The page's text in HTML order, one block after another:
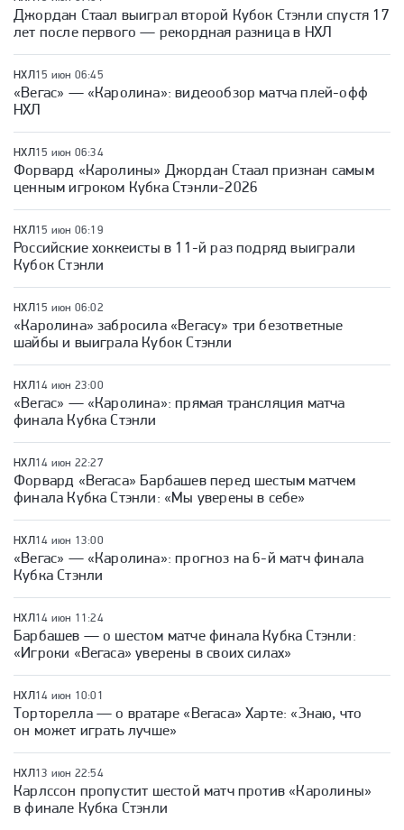
Джордан Стаал выиграл второй Кубок Стэнли спустя 17
лет после первого — рекордная разница в НХЛ
НХЛ15 июн 06:45
«Вегас» — «Каролина»: видеообзор матча плей-офф
НХЛ
НХЛ15 июн 06:34
Форвард «Каролины» Джордан Стаал признан самым
ценным игроком Кубка Стэнли-2026
НХЛ15 июн 06:19
Российские хоккеисты в 11-й раз подряд выиграли
Кубок Стэнли
НХЛ15 июн 06:02
«Каролина» забросила «Вегасу» три безответные
шайбы и выиграла Кубок Стэнли
НХЛ14 июн 23:00
«Вегас» — «Каролина»: прямая трансляция матча
финала Кубка Стэнли
НХЛ14 июн 22:27
Форвард «Вегаса» Барбашев перед шестым матчем
финала Кубка Стэнли: «Мы уверены в себе»
НХЛ14 июн 13:00
«Вегас» — «Каролина»: прогноз на 6-й матч финала
Кубка Стэнли
НХЛ14 июн 11:24
Барбашев — о шестом матче финала Кубка Стэнли:
«Игроки «Вегаса» уверены в своих силах»
НХЛ14 июн 10:01
Торторелла — о вратаре «Вегаса» Харте: «Знаю, что
он может играть лучше»
НХЛ13 июн 22:54
Карлссон пропустит шестой матч против «Каролины»
в финале Кубка Стэнли